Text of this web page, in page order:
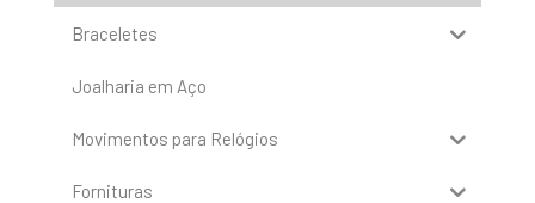
Braceletes
Joalharia em Aço
Movimentos para Relógios
Fornituras